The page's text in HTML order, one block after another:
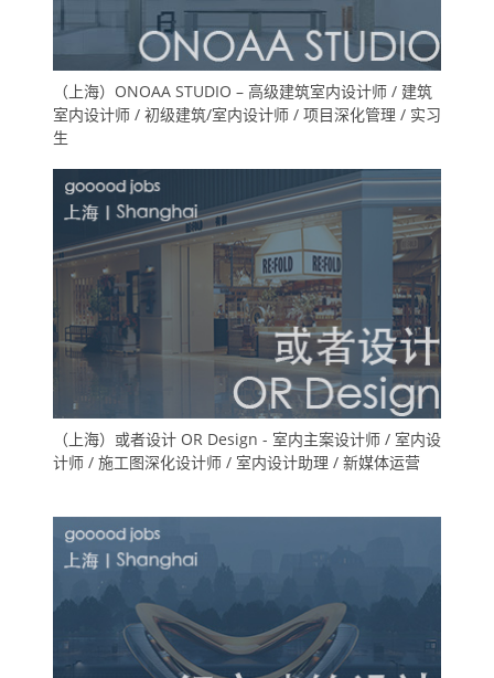
（上海）ONOAA STUDIO – 高级建筑室内设计师 / 建筑
室内设计师 / 初级建筑/室内设计师 / 项目深化管理 / 实习
生
（上海）或者设计 OR Design - 室内主案设计师 / 室内设
计师 / 施工图深化设计师 / 室内设计助理 / 新媒体运营